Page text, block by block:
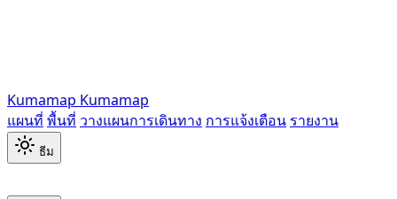
Kumamap Kumamap
แผนที่ พื้นที่ วางแผนการเดินทาง การแจ้งเตือน รายงาน
ธีม